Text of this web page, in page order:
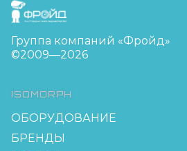
FreudGroup
Группа компаний «Фройд»
©2009—2026
ISOMORPH
ОБОРУДОВАНИЕ
БРЕНДЫ